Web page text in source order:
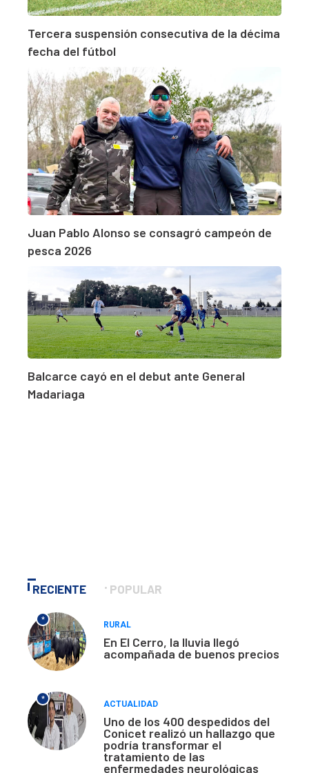
Tercera suspensión consecutiva de la décima
fecha del fútbol
Juan Pablo Alonso se consagró campeón de
pesca 2026
Balcarce cayó en el debut ante General
Madariaga
RECIENTE POPULAR
*
RURAL
En El Cerro, la lluvia llegó
acompañada de buenos precios
*
ACTUALIDAD
Uno de los 400 despedidos del
Conicet realizó un hallazgo que
podría transformar el
tratamiento de las
enfermedades neurológicas